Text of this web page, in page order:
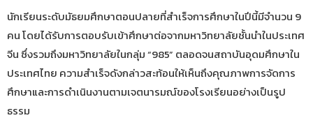
นักเรียนระดับมัธยมศึกษาตอนปลายที่สำเร็จการศึกษาในปีนี้มีจำนวน 9
คน โดยได้รับการตอบรับเข้าศึกษาต่อจากมหาวิทยาลัยชั้นนำในประเทศ
จีน ซึ่งรวมถึงมหาวิทยาลัยในกลุ่ม “985” ตลอดจนสถาบันอุดมศึกษาใน
ประเทศไทย ความสำเร็จดังกล่าวสะท้อนให้เห็นถึงคุณภาพการจัดการ
ศึกษาและการดำเนินงานตามเจตนารมณ์ของโรงเรียนอย่างเป็นรูป
ธรรม